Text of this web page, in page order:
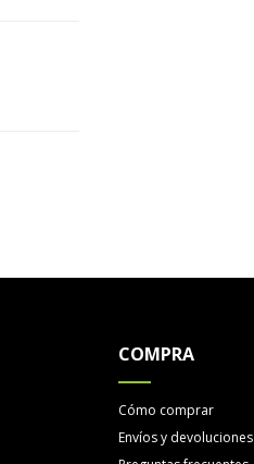
COMPRA
Cómo comprar
Envíos y devoluciones